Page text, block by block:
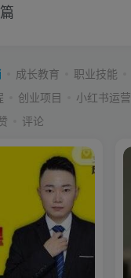
成长教育 职业技能
创业项目 小红书运营
评论